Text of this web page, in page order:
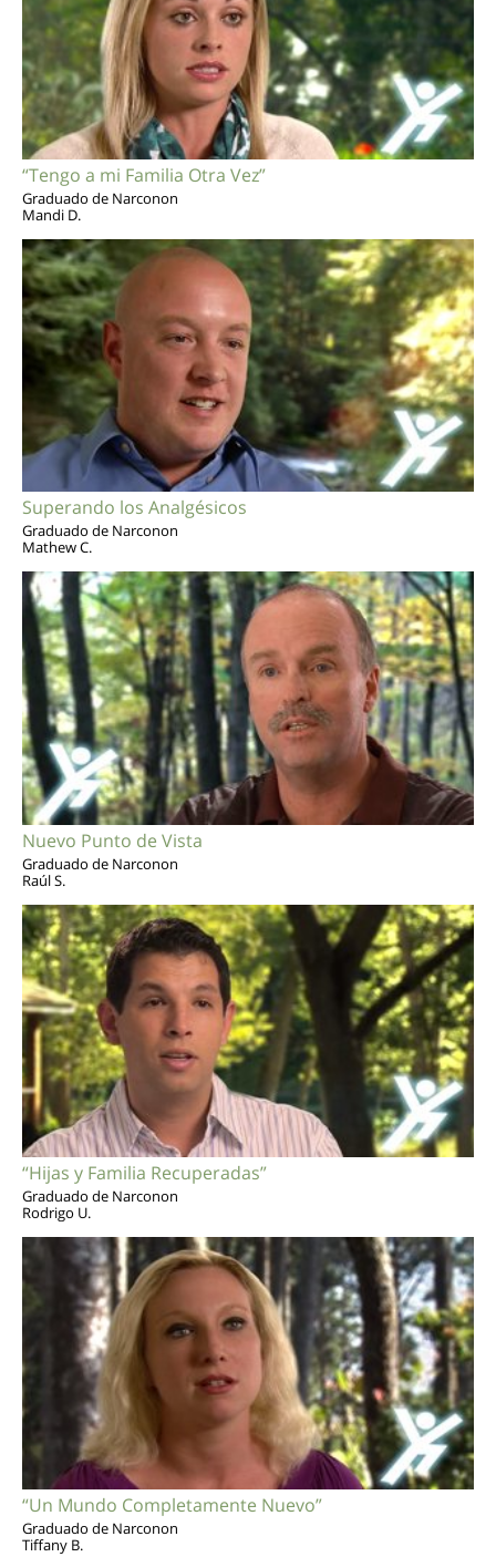
“Tengo a mi Familia Otra Vez”
Graduado de Narconon
Mandi D.
Superando los Analgésicos
Graduado de Narconon
Mathew C.
Nuevo Punto de Vista
Graduado de Narconon
Raúl S.
“Hijas y Familia Recuperadas”
Graduado de Narconon
Rodrigo U.
“Un Mundo Completamente Nuevo”
Graduado de Narconon
Tiffany B.